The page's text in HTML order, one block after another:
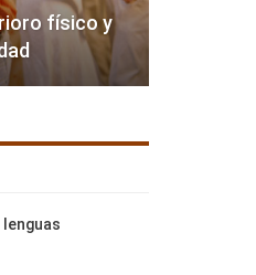
físico y
lenguas